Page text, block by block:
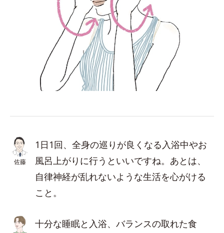
佐藤
1日1回、全身の巡りが良くなる入浴中やお
風呂上がりに行うといいですね。あとは、
自律神経が乱れないような生活を心がける
こと。
十分な睡眠と入浴、バランスの取れた食